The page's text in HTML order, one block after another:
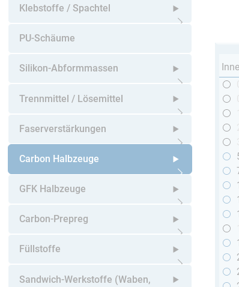
Untermenü
Klebstoffe / Spachtel
PU-Schäume
Silikon-Abformmassen
Untermenü
Trennmittel / Lösemittel
Untermenü
Faserverstärkungen
Untermenü
Carbon Halbzeuge
Untermenü
GFK Halbzeuge
Untermenü
Carbon-Prepreg
Untermenü
Füllstoffe
Untermenü
Sandwich-Werkstoffe (Waben,